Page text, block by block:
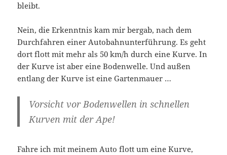
bleibt.
Nein, die Erkenntnis kam mir bergab, nach dem
Durchfahren einer Autobahnunterführung. Es geht
dort flott mit mehr als 50 km/h durch eine Kurve. In
der Kurve ist aber eine Bodenwelle. Und außen
entlang der Kurve ist eine Gartenmauer …
Vorsicht vor Bodenwellen in schnellen
Kurven mit der Ape!
Fahre ich mit meinem Auto flott um eine Kurve,